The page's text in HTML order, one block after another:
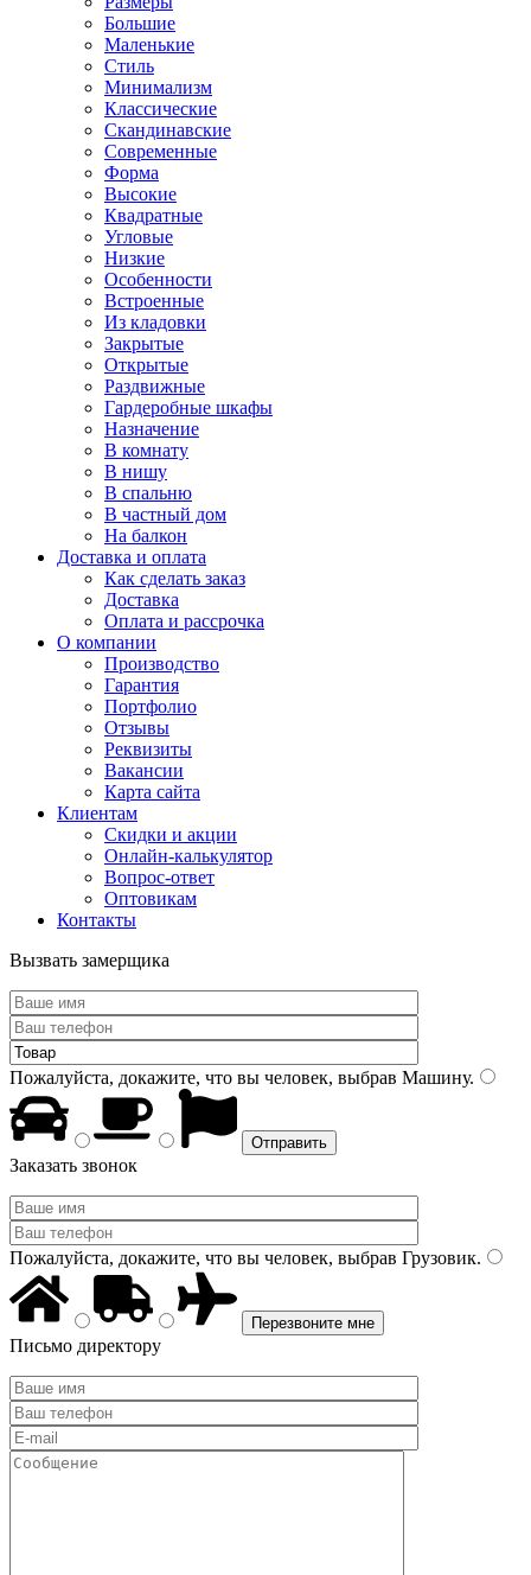
Большие
Маленькие
Стиль
Минимализм
Классические
Скандинавские
Современные
Форма
Высокие
Квадратные
Угловые
Низкие
Особенности
Встроенные
Из кладовки
Закрытые
Открытые
Раздвижные
Гардеробные шкафы
Назначение
В комнату
В нишу
В спальню
В частный дом
На балкон
Доставка и оплата
Как сделать заказ
Доставка
Оплата и рассрочка
О компании
Производство
Гарантия
Портфолио
Отзывы
Реквизиты
Вакансии
Карта сайта
Клиентам
Скидки и акции
Онлайн-калькулятор
Вопрос-ответ
Оптовикам
Контакты
Вызвать замерщика
Пожалуйста, докажите, что вы человек, выбрав Машину.
Заказать звонок
Пожалуйста, докажите, что вы человек, выбрав Грузовик.
Письмо директору